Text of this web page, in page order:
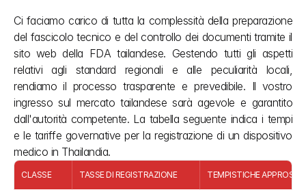
Ci faciamo carico di tutta la complessità della preparazione
del fascicolo tecnico e del controllo dei documenti tramite il
sito web della FDA tailandese. Gestendo tutti gli aspetti
relativi agli standard regionali e alle peculiarità locali,
rendiamo il processo trasparente e prevedibile. Il vostro
ingresso sul mercato tailandese sarà agevole e garantito
dall'autorità competente. La tabella seguente indica i tempi
e le tariffe governative per la registrazione di un dispositivo
medico in Thailandia.
CLASSE TASSE DI REGISTRAZIONE TEMPISTICHE